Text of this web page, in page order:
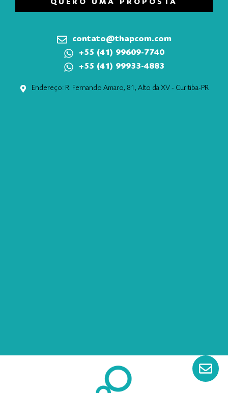
QUERO UMA PROPOSTA
contato@thapcom.com
+55 (41) 99609-7740
+55 (41) 99933-4883
Endereço: R. Fernando Amaro, 81, Alto da XV - Curitiba-PR